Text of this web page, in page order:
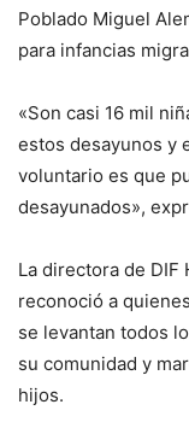
Poblado Miguel
para infancias
«Son casi 16 mil
estos desayunos y
voluntario es que
desayunados»,
La directora de DIF
reconoció a
se levantan todos
su comunidad y
hijos.